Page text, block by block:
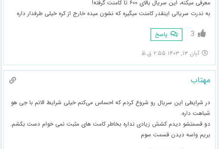
معرفی میکنه، این سریال بالای ۶۰۰ تا کامنت گرفته!
به ندرت سریالی اینقدر کامنت میگیره که نشون میده خارج از کره خیلی طرفدار داره
3 پاسخ
آبان ۱۳, ۱۴۰۳ ۲:۵۵ ق.ظ
مهتاب
در شرایطی این سریال رو شروع کردم که احساس می‌کنم خیلی شرایط الانم با جی هو
شباهت داره.
دو قسمتشو دیدم کشش زیادی نداره بخاطر کامت های مثبت نمی خوام دست بکشم.
بریم واسه دیدن قسمت سوم